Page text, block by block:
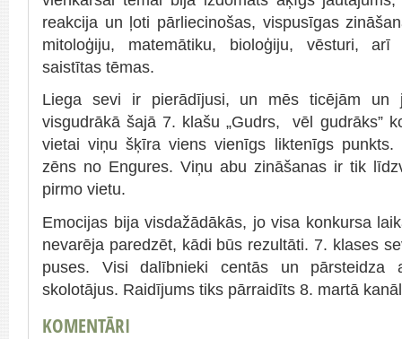
reakcija un ļoti pārliecinošas, vispusīgas
mitoloģiju, matemātiku, bioloģiju, vēsturi,
saistītas tēmas.
Liega sevi ir pierādījusi, un mēs ticējām un
visgudrākā šajā 7. klašu „Gudrs, vēl gudrāks”
vietai viņu šķīra viens vienīgs liktenīgs punkts.
zēns no Engures. Viņu abu zināšanas ir tik
pirmo vietu.
Emocijas bija visdažādākās, jo visa konkursa
nevarēja paredzēt, kādi būs rezultāti. 7. klases
puses. Visi dalībnieki centās un pārsteidza
skolotājus. Raidījums tiks pārraidīts 8. martā
KOMENTĀRI